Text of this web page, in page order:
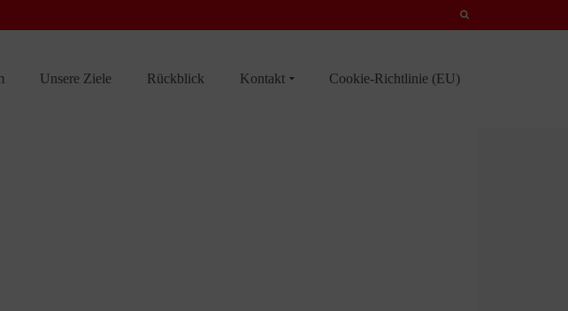
Unsere Ziele Rückblick Kontakt Cookie-Richtlinie (EU)